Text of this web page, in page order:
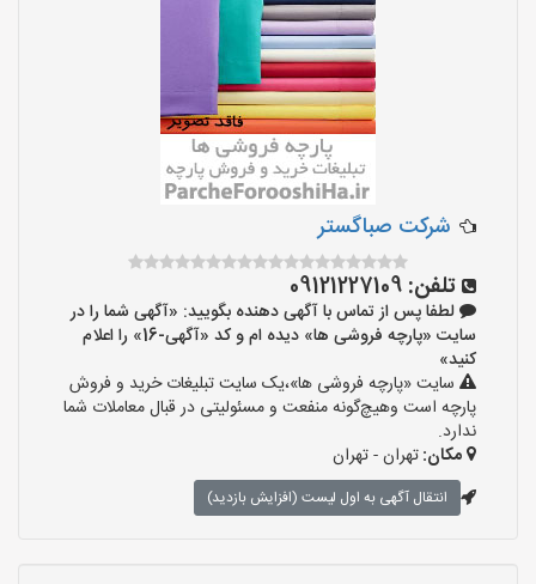
شرکت صباگستر
تلفن: 09121227109
لطفا پس از تماس با آگهی دهنده بگویید: «آگهی شما را در
سایت «پارچه فروشی ها» دیده ام و کد «آگهی-16» را اعلام
کنید»
سایت «پارچه فروشی ها»،یک سایت تبلیغات خرید و فروش
پارچه است وهیچ‌گونه منفعت و مسئولیتی در قبال معاملات شما
ندارد.
مکان:تهران - تهران
انتقال آگهی به اول لیست (افزایش بازدید)